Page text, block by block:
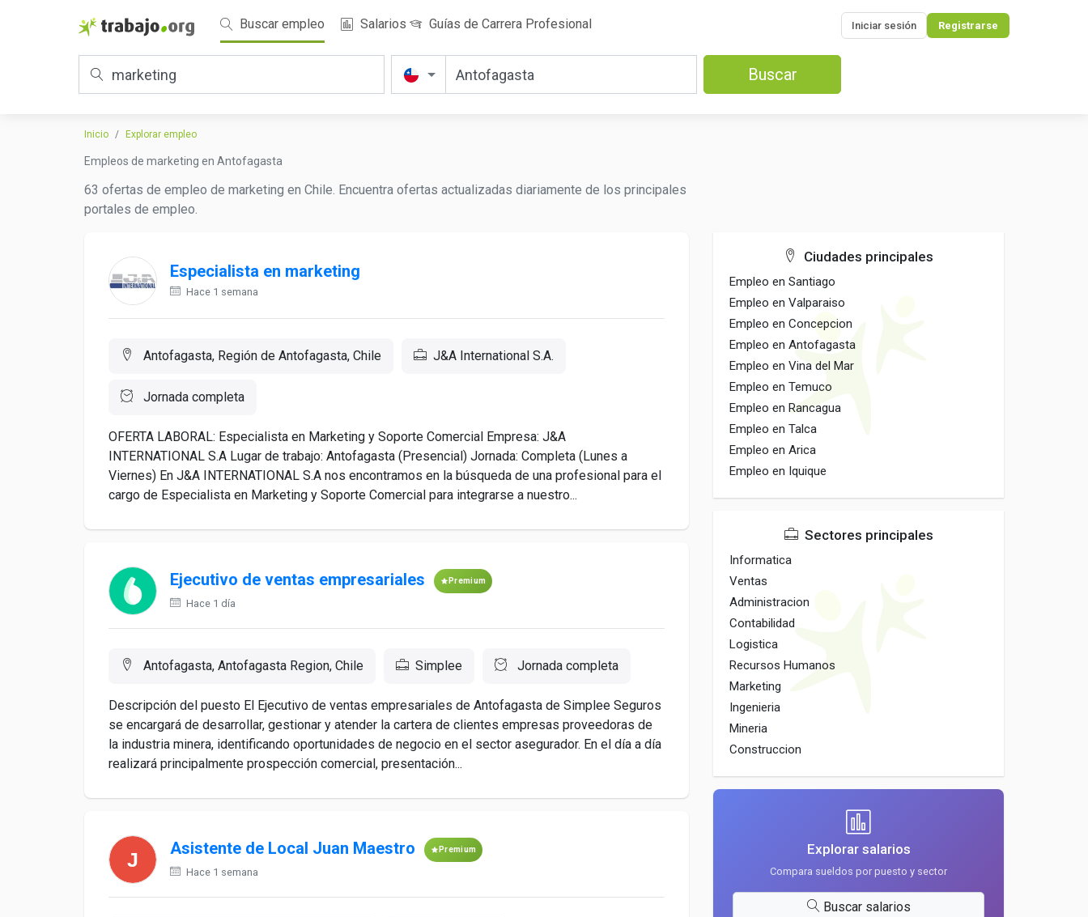
Buscar empleo Salarios Guías de Carrera Profesional Iniciar sesión Registrarse
Buscar
Inicio Explorar empleo
Empleos de marketing en Antofagasta
63 ofertas de empleo de marketing en Chile. Encuentra ofertas actualizadas diariamente de los principales
portales de empleo.
Especialista en marketing
Hace 1 semana
Antofagasta, Región de Antofagasta, Chile J&A International S.A.
Jornada completa
OFERTA LABORAL: Especialista en Marketing y Soporte Comercial Empresa: J&A
INTERNATIONAL S.A Lugar de trabajo: Antofagasta (Presencial) Jornada: Completa (Lunes a
Viernes) En J&A INTERNATIONAL S.A nos encontramos en la búsqueda de una profesional para el
cargo de Especialista en Marketing y Soporte Comercial para integrarse a nuestro...
Ejecutivo de ventas empresariales Premium
Hace 1 día
Antofagasta, Antofagasta Region, Chile Simplee Jornada completa
Descripción del puesto El Ejecutivo de ventas empresariales de Antofagasta de Simplee Seguros
se encargará de desarrollar, gestionar y atender la cartera de clientes empresas proveedoras de
la industria minera, identificando oportunidades de negocio en el sector asegurador. En el día a día
realizará principalmente prospección comercial, presentación...
Asistente de Local Juan Maestro Premium
Hace 1 semana
Ciudades principales
Empleo en Santiago
Empleo en Valparaiso
Empleo en Concepcion
Empleo en Antofagasta
Empleo en Vina del Mar
Empleo en Temuco
Empleo en Rancagua
Empleo en Talca
Empleo en Arica
Empleo en Iquique
Sectores principales
Informatica
Ventas
Administracion
Contabilidad
Logistica
Recursos Humanos
Marketing
Ingenieria
Mineria
Construccion
Explorar salarios
Compara sueldos por puesto y sector
Buscar salarios